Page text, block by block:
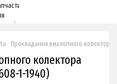
Прокладання вихлопного колектора
колектора
1-1940)